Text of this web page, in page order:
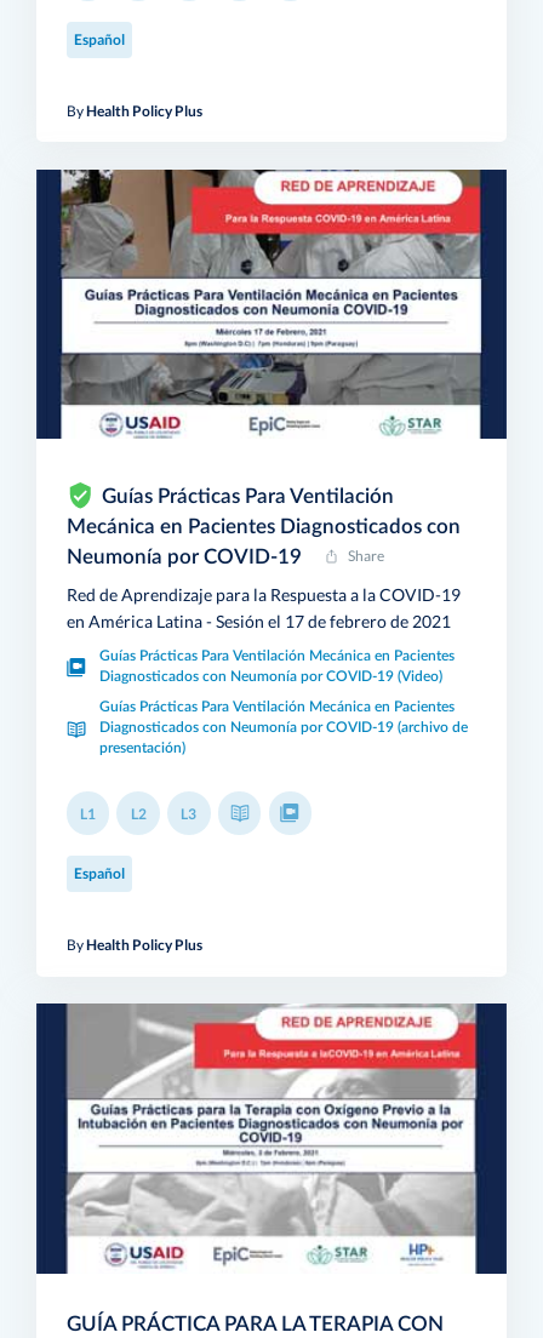
ByHealth Policy Plus
Español
Guías Prácticas Para Ventilación
Mecánica en Pacientes Diagnosticados con
Neumonía por COVID-19
Share
Red de Aprendizaje para la Respuesta a la COVID-19
en América Latina - Sesión el 17 de febrero de 2021
Guías Prácticas Para Ventilación Mecánica en Pacientes
Diagnosticados con Neumonía por COVID-19 (Video)
Guías Prácticas Para Ventilación Mecánica en Pacientes
Diagnosticados con Neumonía por COVID-19 (archivo de
presentación)
L1 L2 L3
ByHealth Policy Plus
Español
GUÍA PRÁCTICA PARA LA TERAPIA CON